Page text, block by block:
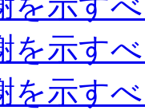
を示す
を示す